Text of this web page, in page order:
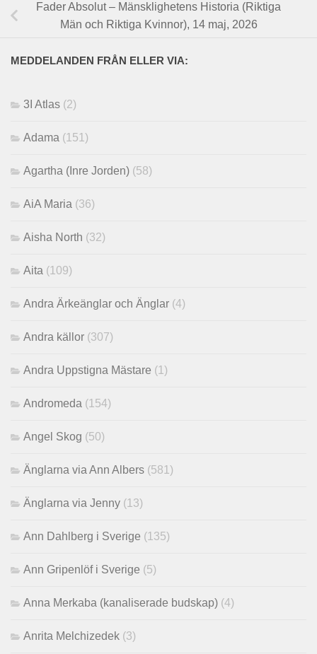
Fader Absolut – Mänsklighetens Historia (Riktiga
Män och Riktiga Kvinnor), 14 maj, 2026
MEDDELANDEN FRÅN ELLER VIA:
3I Atlas (2)
Adama (151)
Agartha (Inre Jorden) (58)
AiA Maria (36)
Aisha North (32)
Aita (109)
Andra Ärkeänglar och Änglar (4)
Andra källor (307)
Andra Uppstigna Mästare (1)
Andromeda (154)
Angel Skog (50)
Änglarna via Ann Albers (581)
Änglarna via Jenny (13)
Ann Dahlberg i Sverige (135)
Ann Gripenlöf i Sverige (5)
Anna Merkaba (kanaliserade budskap) (4)
Anrita Melchizedek (3)